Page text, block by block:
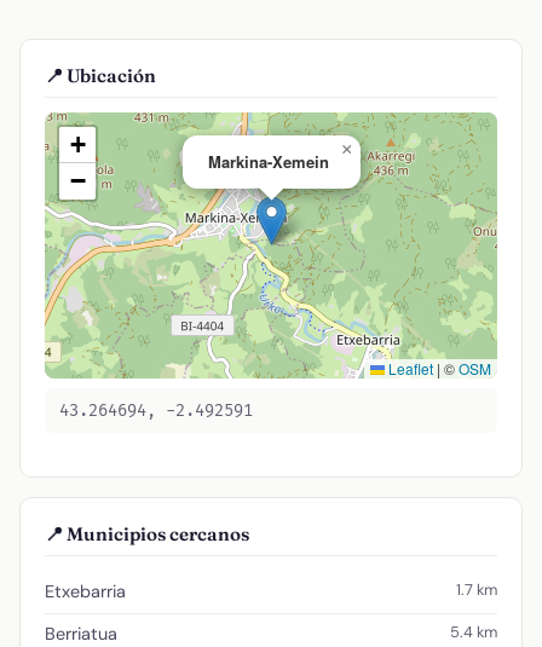
📍 Ubicación
Markina-Xemein
×
+
−
Leaflet | ©OSM
43.264694, -2.492591
📍 Municipios cercanos
Etxebarria 1.7 km
Berriatua 5.4 km